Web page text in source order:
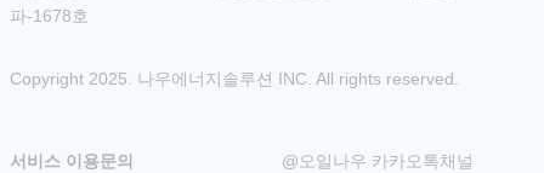
파-1678호
Copyright 2025. 나우에너지솔루션 INC. All rights reserved.
서비스 이용문의
@오일나우 카카오톡채널